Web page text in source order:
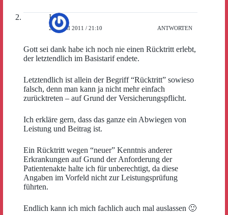
Isa
29. JUNI 2011 / 21:10 ANTWORTEN
Gott sei dank habe ich noch nie einen Rücktritt erlebt,
der letztendlich im Basistarif endete.
Letztendlich ist allein der Begriff “Rücktritt” sowieso
falsch, denn man kann ja nicht mehr einfach
zurücktreten – auf Grund der Versicherungspflicht.
Ich erkläre gern, dass das ganze ein Abwiegen von
Leistung und Beitrag ist.
Ein Rücktritt wegen “neuer” Kenntnis anderer
Erkrankungen auf Grund der Anforderung der
Patientenakte halte ich für unberechtigt, da diese
Angaben im Vorfeld nicht zur Leistungsprüfung
führten.
Endlich kann ich mich fachlich auch mal auslassen 🙂